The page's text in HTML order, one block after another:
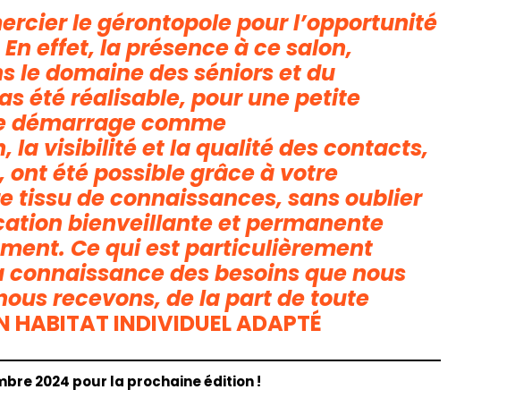
le gérontopole pour l’opportunité
effet, la présence à ce salon,
le domaine des séniors et du
été réalisable, pour une petite
démarrage comme
la visibilité et la qualité des contacts,
ont été possible grâce à votre
tissu de connaissances, sans oublier
bienveillante et permanente
Ce qui est particulièrement
des besoins que nous
recevons, de la part de toute
HABITAT INDIVIDUEL ADAPTÉ
2024 pour la prochaine édition !